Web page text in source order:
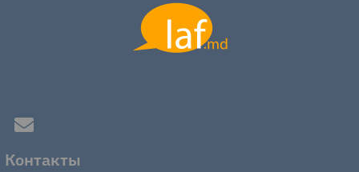
Контакты